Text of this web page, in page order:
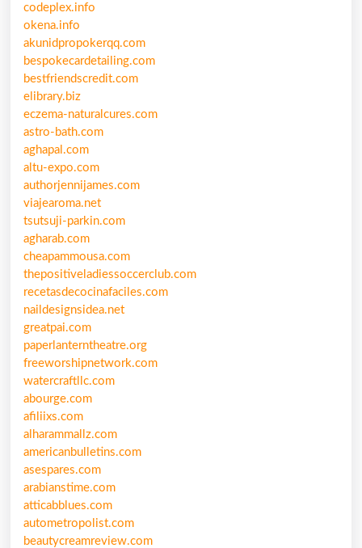
codeplex.info
okena.info
akunidpropokerqq.com
bespokecardetailing.com
bestfriendscredit.com
elibrary.biz
eczema-naturalcures.com
astro-bath.com
aghapal.com
altu-expo.com
authorjennijames.com
viajearoma.net
tsutsuji-parkin.com
agharab.com
cheapammousa.com
thepositiveladiessoccerclub.com
recetasdecocinafaciles.com
naildesignsidea.net
greatpai.com
paperlanterntheatre.org
freeworshipnetwork.com
watercraftllc.com
abourge.com
afiliixs.com
alharammallz.com
americanbulletins.com
asespares.com
arabianstime.com
atticabblues.com
autometropolist.com
beautycreamreview.com